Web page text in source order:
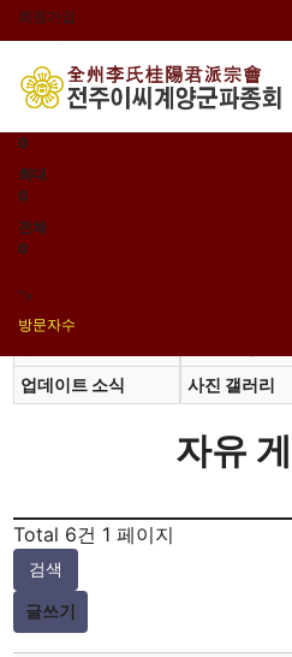
회원가입
로그인
오늘
0
0
최대
0
전체
0
">
방문자수
업데이트 소식
사진 갤러리
자유
Total 6건 1 페이지
검색
글쓰기